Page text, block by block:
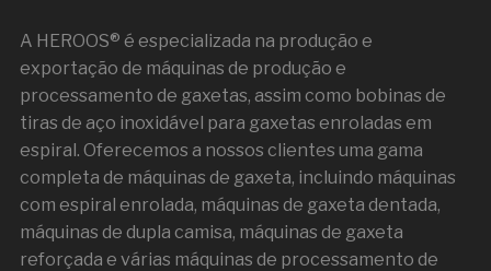
A HEROOS® é especializada na produção e
exportação de máquinas de produção e
processamento de gaxetas, assim como bobinas de
tiras de aço inoxidável para gaxetas enroladas em
espiral. Oferecemos a nossos clientes uma gama
completa de máquinas de gaxeta, incluindo máquinas
com espiral enrolada, máquinas de gaxeta dentada,
máquinas de dupla camisa, máquinas de gaxeta
reforçada e várias máquinas de processamento de